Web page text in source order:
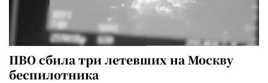
ПВО сбила три летевших на Москву
беспилотника